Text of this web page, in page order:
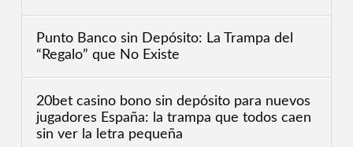
Punto Banco sin Depósito: La Trampa del
“Regalo” que No Existe
20bet casino bono sin depósito para nuevos
jugadores España: la trampa que todos caen
sin ver la letra pequeña